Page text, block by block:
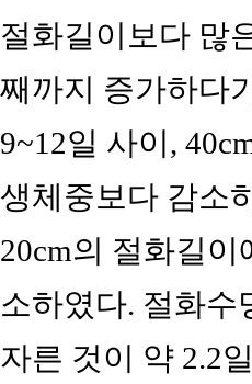
절화길이보다 많
째까지 증가하다
9~12일 사이,
생체중보다 감소
20cm의 절화길
소하였다. 절화수
자른 것이 약 2.2